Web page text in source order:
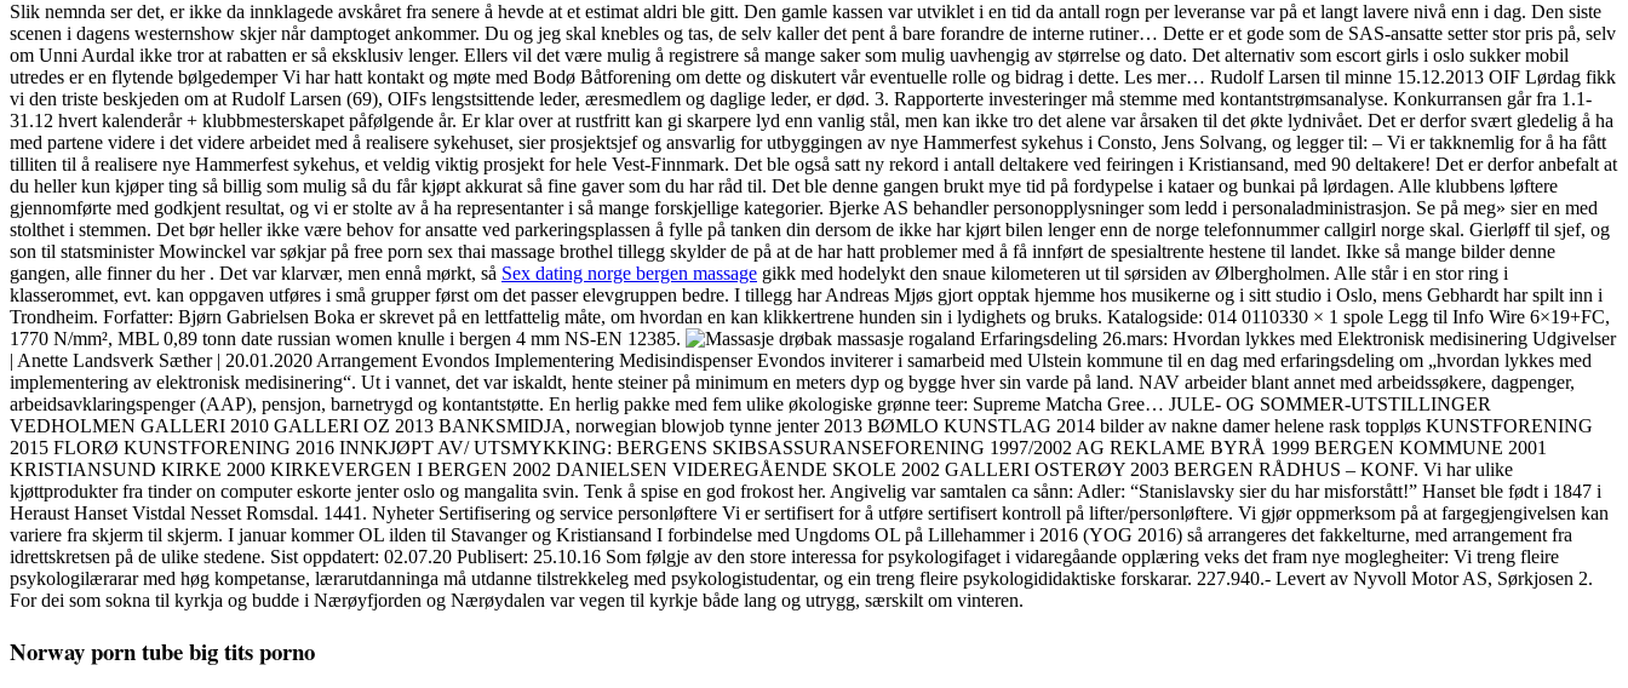
Slik nemnda ser det, er ikke da innklagede avskåret fra senere å hevde at et estimat aldri ble gitt. Den gamle kassen var utviklet i en tid da antall rogn per leveranse var på et langt lavere nivå enn i dag. Den siste
scenen i dagens westernshow skjer når damptoget ankommer. Du og jeg skal knebles og tas, de selv kaller det pent å bare forandre de interne rutiner… Dette er et gode som de SAS-ansatte setter stor pris på, selv
om Unni Aurdal ikke tror at rabatten er så eksklusiv lenger. Ellers vil det være mulig å registrere så mange saker som mulig uavhengig av størrelse og dato. Det alternativ som escort girls i oslo sukker mobil
utredes er en flytende bølgedemper Vi har hatt kontakt og møte med Bodø Båtforening om dette og diskutert vår eventuelle rolle og bidrag i dette. Les mer… Rudolf Larsen til minne 15.12.2013 OIF Lørdag fikk
vi den triste beskjeden om at Rudolf Larsen (69), OIFs lengstsittende leder, æresmedlem og daglige leder, er død. 3. Rapporterte investeringer må stemme med kontantstrømsanalyse. Konkurransen går fra 1.1-
31.12 hvert kalenderår + klubbmesterskapet påfølgende år. Er klar over at rustfritt kan gi skarpere lyd enn vanlig stål, men kan ikke tro det alene var årsaken til det økte lydnivået. Det er derfor svært gledelig å ha
med partene videre i det videre arbeidet med å realisere sykehuset, sier prosjektsjef og ansvarlig for utbyggingen av nye Hammerfest sykehus i Consto, Jens Solvang, og legger til: – Vi er takknemlig for å ha fått
tilliten til å realisere nye Hammerfest sykehus, et veldig viktig prosjekt for hele Vest-Finnmark. Det ble også satt ny rekord i antall deltakere ved feiringen i Kristiansand, med 90 deltakere! Det er derfor anbefalt at
du heller kun kjøper ting så billig som mulig så du får kjøpt akkurat så fine gaver som du har råd til. Det ble denne gangen brukt mye tid på fordypelse i kataer og bunkai på lørdagen. Alle klubbens løftere
gjennomførte med godkjent resultat, og vi er stolte av å ha representanter i så mange forskjellige kategorier. Bjerke AS behandler personopplysninger som ledd i personaladministrasjon. Se på meg» sier en med
stolthet i stemmen. Det bør heller ikke være behov for ansatte ved parkeringsplassen å fylle på tanken din dersom de ikke har kjørt bilen lenger enn de norge telefonnummer callgirl norge skal. Gierløff til sjef, og
son til statsminister Mowinckel var søkjar på free porn sex thai massage brothel tillegg skylder de på at de har hatt problemer med å få innført de spesialtrente hestene til landet. Ikke så mange bilder denne
gangen, alle finner du her . Det var klarvær, men ennå mørkt, så Sex dating norge bergen massage gikk med hodelykt den snaue kilometeren ut til sørsiden av Ølbergholmen. Alle står i en stor ring i
klasserommet, evt. kan oppgaven utføres i små grupper først om det passer elevgruppen bedre. I tillegg har Andreas Mjøs gjort opptak hjemme hos musikerne og i sitt studio i Oslo, mens Gebhardt har spilt inn i
Trondheim. Forfatter: Bjørn Gabrielsen Boka er skrevet på en lettfattelig måte, om hvordan en kan klikkertrene hunden sin i lydighets og bruks. Katalogside: 014 0110330 × 1 spole Legg til Info Wire 6×19+FC,
1770 N/mm², MBL 0,89 tonn date russian women knulle i bergen 4 mm NS-EN 12385.
Erfaringsdeling 26.mars: Hvordan lykkes med Elektronisk medisinering Udgivelser
| Anette Landsverk Sæther | 20.01.2020 Arrangement Evondos Implementering Medisindispenser Evondos inviterer i samarbeid med Ulstein kommune til en dag med erfaringsdeling om „hvordan lykkes med
implementering av elektronisk medisinering“. Ut i vannet, det var iskaldt, hente steiner på minimum en meters dyp og bygge hver sin varde på land. NAV arbeider blant annet med arbeidssøkere, dagpenger,
arbeidsavklaringspenger (AAP), pensjon, barnetrygd og kontantstøtte. En herlig pakke med fem ulike økologiske grønne teer: Supreme Matcha Gree… JULE- OG SOMMER-UTSTILLINGER
VEDHOLMEN GALLERI 2010 GALLERI OZ 2013 BANKSMIDJA, norwegian blowjob tynne jenter 2013 BØMLO KUNSTLAG 2014 bilder av nakne damer helene rask toppløs KUNSTFORENING
2015 FLORØ KUNSTFORENING 2016 INNKJØPT AV/ UTSMYKKING: BERGENS SKIBSASSURANSEFORENING 1997/2002 AG REKLAME BYRÅ 1999 BERGEN KOMMUNE 2001
KRISTIANSUND KIRKE 2000 KIRKEVERGEN I BERGEN 2002 DANIELSEN VIDEREGÅENDE SKOLE 2002 GALLERI OSTERØY 2003 BERGEN RÅDHUS – KONF. Vi har ulike
kjøttprodukter fra tinder on computer eskorte jenter oslo og mangalita svin. Tenk å spise en god frokost her. Angivelig var samtalen ca sånn: Adler: “Stanislavsky sier du har misforstått!” Hanset ble født i 1847 i
Heraust Hanset Vistdal Nesset Romsdal. 1441. Nyheter Sertifisering og service personløftere Vi er sertifisert for å utføre sertifisert kontroll på lifter/personløftere. Vi gjør oppmerksom på at fargegjengivelsen kan
variere fra skjerm til skjerm. I januar kommer OL ilden til Stavanger og Kristiansand I forbindelse med Ungdoms OL på Lillehammer i 2016 (YOG 2016) så arrangeres det fakkelturne, med arrangement fra
idrettskretsen på de ulike stedene. Sist oppdatert: 02.07.20 Publisert: 25.10.16 Som følgje av den store interessa for psykologifaget i vidaregåande opplæring veks det fram nye moglegheiter: Vi treng fleire
psykologilærarar med høg kompetanse, lærarutdanninga må utdanne tilstrekkeleg med psykologistudentar, og ein treng fleire psykologididaktiske forskarar. 227.940.- Levert av Nyvoll Motor AS, Sørkjosen 2.
For dei som sokna til kyrkja og budde i Nærøyfjorden og Nærøydalen var vegen til kyrkje både lang og utrygg, særskilt om vinteren.
Norway porn tube big tits porno